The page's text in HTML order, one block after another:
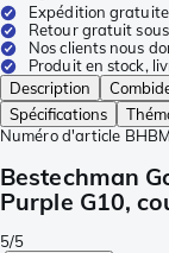
Expédition
Retour gratuit
Nos clients nous
Produit en stock,
Description
Spécifications
Numéro d'article
Bestechman
Purple G10,
5/5